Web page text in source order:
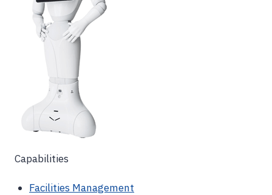
Capabilities
Facilities Management